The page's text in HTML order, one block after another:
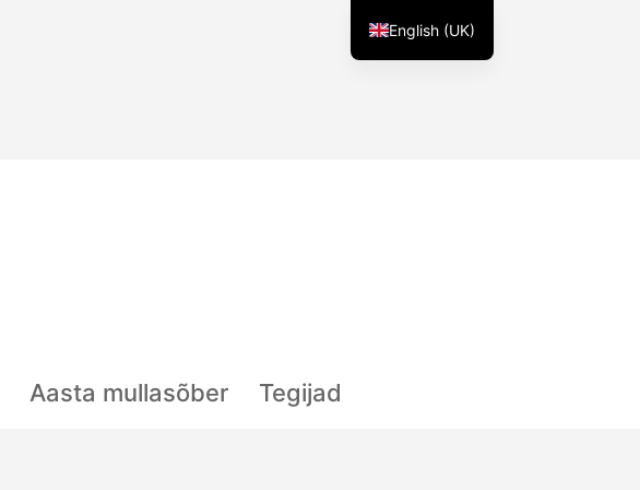
Aasta mullasõber Tegijad
English (UK)